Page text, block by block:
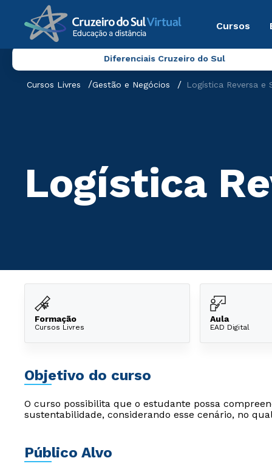
Cursos
Diferenciais Cruzeiro do Sul
Cursos Livres Gestão e Negócios Logística Reversa e
Logística
Formação
Cursos Livres
Aula
EAD Digital
Objetivo do curso
O curso possibilita que o estudante possa
sustentabilidade, considerando esse cenário, no
Público Alvo